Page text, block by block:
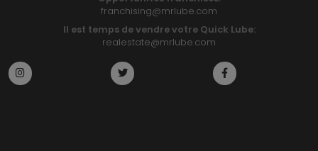
franchising@mrlube.com
Il est temps de vendre votre Quick Lube:
realestate@mrlube.com